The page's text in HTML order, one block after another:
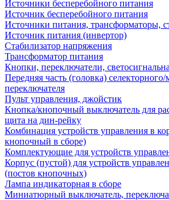
Источники бесперебойного питания
Источник бесперебойного питания
Источники питания, трансформаторы,
Источник питания (инвертор)
Стабилизатор напряжения
Трансформатор питания
Кнопки, переключатели,
Передняя часть (головка)
переключателя
Пульт управления, джойстик
Кнопка/кнопочный выключатель для
щита на дин-рейку
Комбинация устройств управления в
кнопочный в сборе)
Комплектующие для устройств
Корпус (пустой) для устройств
(постов кнопочных)
Лампа индикаторная в сборе
Миниатюрный выключатель,